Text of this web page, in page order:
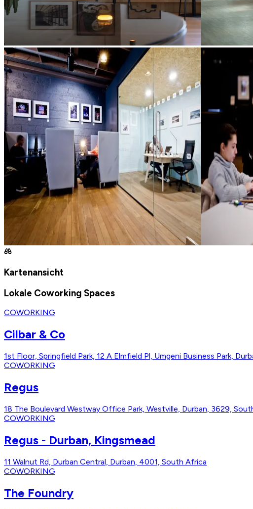
Kartenansicht
Lokale Coworking Spaces
COWORKING
Cilbar & Co
1st Floor, Springfield Park, 12 A Elmfield Pl, Umgeni Business Park,
COWORKING
Regus
18 The Boulevard Westway Office Park, Westville, Durban, 3629,
COWORKING
Regus - Durban, Kingsmead
11 Walnut Rd, Durban Central, Durban, 4001, South Africa
COWORKING
The Foundry